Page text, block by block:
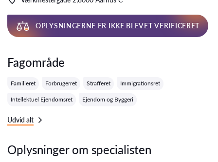
OPLYSNINGERNE ER IKKE BLEVET VERIFICERET
Fagområde
Familieret Forbrugerret Strafferet Immigrationsret
Intellektuel Ejendomsret Ejendom og Byggeri
Udvid alt
Oplysninger om specialisten